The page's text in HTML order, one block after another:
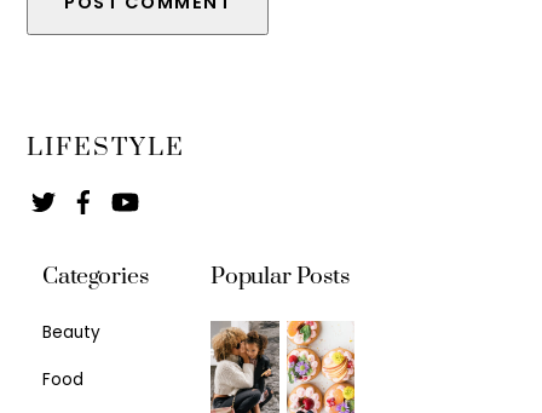
LIFESTYLE
TwitterFacebook
Categories
Beauty
Food
Popular Posts